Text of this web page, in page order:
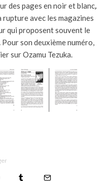
des pages en noir et blanc,
rupture avec les magazines
qui proposent souvent le
Pour son deuxième numéro,
sur Ozamu Tezuka.